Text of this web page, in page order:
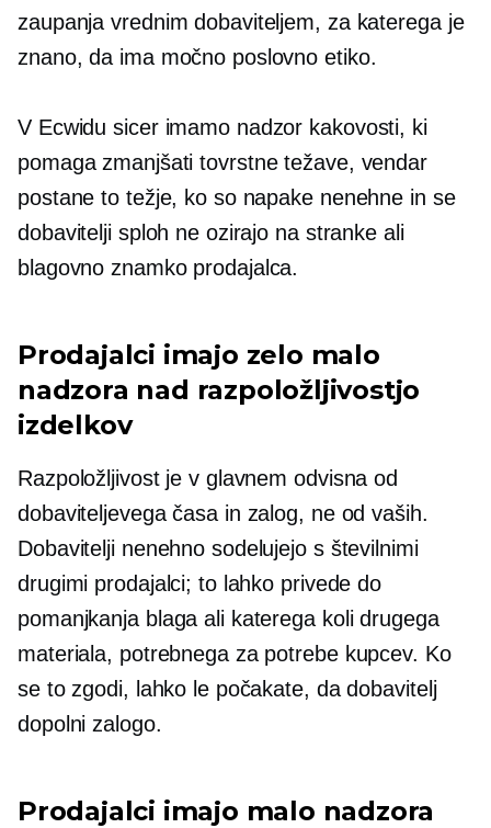
zaupanja vrednim dobaviteljem, za katerega je
znano, da ima močno poslovno etiko.
V Ecwidu sicer imamo nadzor kakovosti, ki
pomaga zmanjšati tovrstne težave, vendar
postane to težje, ko so napake nenehne in se
dobavitelji sploh ne ozirajo na stranke ali
blagovno znamko prodajalca.
Prodajalci imajo zelo malo
nadzora nad razpoložljivostjo
izdelkov
Razpoložljivost je v glavnem odvisna od
dobaviteljevega časa in zalog, ne od vaših.
Dobavitelji nenehno sodelujejo s številnimi
drugimi prodajalci; to lahko privede do
pomanjkanja blaga ali katerega koli drugega
materiala, potrebnega za potrebe kupcev. Ko
se to zgodi, lahko le počakate, da dobavitelj
dopolni zalogo.
Prodajalci imajo malo nadzora